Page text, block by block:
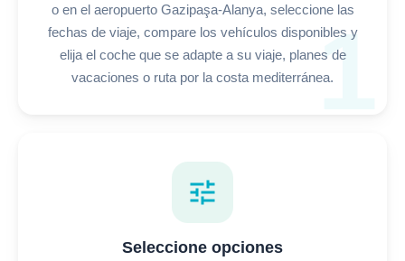
1
o en el aeropuerto Gazipaşa-Alanya, seleccione las
fechas de viaje, compare los vehículos disponibles y
elija el coche que se adapte a su viaje, planes de
vacaciones o ruta por la costa mediterránea.
tune
Seleccione opciones